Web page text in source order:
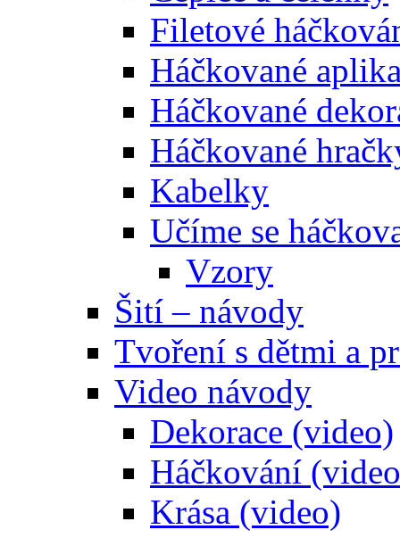
Filetové
Háčkované
Háčkované
Háčkované
Kabelky
Učíme se
Vzory
Šití – návody
Tvoření s dětmi a
Video návody
Dekorace (video)
Háčkování
Krása (video)